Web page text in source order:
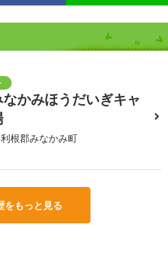
かみほうだいぎキャ
根郡みなかみ町
をもっと見る